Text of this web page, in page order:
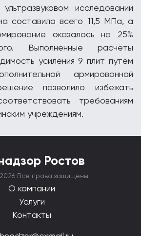
исследовании
составила всего 11,5 МПа, а
оказалось на 25%
Выполненные расчёты
усиления 9 плит путём
армированной
позволило избежать
требованиям
учреждениям.
Ростов
2026 Все права защищены
О компании
Услуги
Контакты